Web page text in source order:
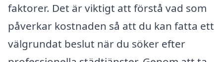
faktorer. Det är viktigt att förstå vad som
påverkar kostnaden så att du kan fatta ett
välgrundat beslut när du söker efter